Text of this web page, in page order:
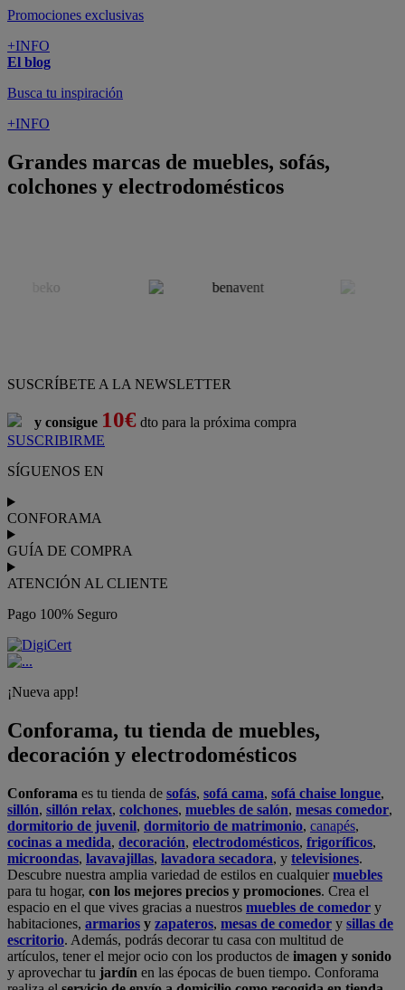
Promociones exclusivas
+INFO
El blog
Busca tu inspiración
+INFO
Grandes marcas de muebles, sofás,
colchones y electrodomésticos
SUSCRÍBETE A LA NEWSLETTER
y consigue 10€ dto para la próxima compra
SUSCRIBIRME
SÍGUENOS EN
CONFORAMA
GUÍA DE COMPRA
ATENCIÓN AL CLIENTE
Pago 100% Seguro
¡Nueva app!
Conforama, tu tienda de muebles,
decoración y electrodomésticos
Conforama es tu tienda de sofás, sofá cama, sofá chaise longue,
sillón, sillón relax, colchones, muebles de salón, mesas comedor,
dormitorio de juvenil, dormitorio de matrimonio, canapés,
cocinas a medida, decoración, electrodomésticos, frigoríficos,
microondas, lavavajillas, lavadora secadora, y televisiones.
Descubre nuestra amplia variedad de estilos en cualquiermuebles
para tu hogar, con los mejores precios y promociones. Crea el
espacio en el que vives gracias a nuestros muebles de comedor y
habitaciones, armarios y zapateros, mesas de comedor y sillas de
escritorio. Además, podrás decorar tu casa con multitud de
artículos, tener el mejor ocio con los productos de imagen y sonido
y aprovechar tu jardín en las épocas de buen tiempo. Conforama